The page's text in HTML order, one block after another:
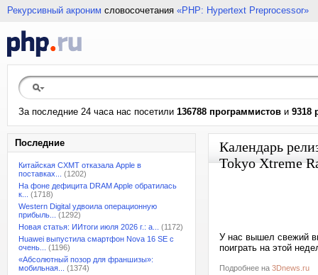
Рекурсивный акроним словосочетания «PHP: Hypertext Preprocessor»
За последние 24 часа нас посетили 136788 программистов и 9318
Последние
Китайская CXMT отказала Apple в
поставках...
(1202)
На фоне дефицита DRAM Apple обратилась
к...
(1718)
Western Digital удвоила операционную
прибыль...
(1292)
Новая статья: ИИтоги июля 2026 г.: а...
(1172)
Huawei выпустила смартфон Nova 16 SE с
очень...
(1196)
«Абсолютный позор для франшизы»:
мобильная...
(1374)
Календарь
Tokyo Xtreme
У нас вышел свежий
поиграть на этой
Подробнее на 3Dnews.ru